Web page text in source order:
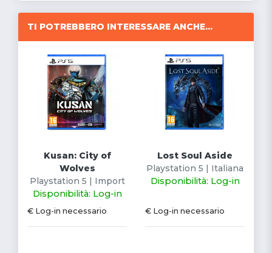
TI POTREBBERO INTERESSARE ANCHE...
Kusan: City of
Wolves
Playstation 5 | Import
Disponibilità: Log-in
€ Log-in necessario
Lost Soul Aside
Playstation 5 | Italiana
Disponibilità: Log-in
€ Log-in necessario